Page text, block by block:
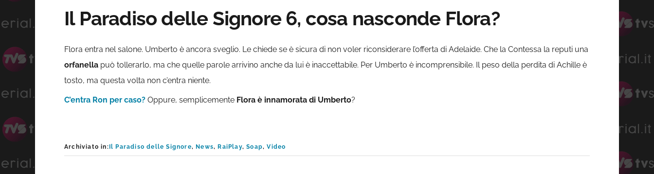
Il Paradiso delle Signore 6, cosa nasconde Flora?
Flora entra nel salone. Umberto è ancora sveglio. Le chiede se è sicura di non voler riconsiderare l’offerta di Adelaide. Che la Contessa la reputi una
orfanella può tollerarlo, ma che quelle parole arrivino anche da lui è inaccettabile. Per Umberto è incomprensibile. Il peso della perdita di Achille è
tosto, ma questa volta non c’entra niente.
C’entra Ron per caso? Oppure, semplicemente Flora è innamorata di Umberto?
Archiviato in: Il Paradiso delle Signore, News, RaiPlay,Soap,Video